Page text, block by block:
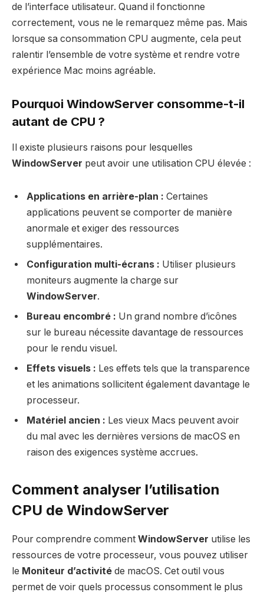
de l’interface utilisateur. Quand il fonctionne
correctement, vous ne le remarquez même pas. Mais
lorsque sa consommation CPU augmente, cela peut
ralentir l’ensemble de votre système et rendre votre
expérience Mac moins agréable.
Pourquoi WindowServer consomme-t-il
autant de CPU ?
Il existe plusieurs raisons pour lesquelles
WindowServer peut avoir une utilisation CPU élevée :
Applications en arrière-plan : Certaines
applications peuvent se comporter de manière
anormale et exiger des ressources
supplémentaires.
Configuration multi-écrans : Utiliser plusieurs
moniteurs augmente la charge sur
WindowServer.
Bureau encombré : Un grand nombre d’icônes
sur le bureau nécessite davantage de ressources
pour le rendu visuel.
Effets visuels : Les effets tels que la transparence
et les animations sollicitent également davantage le
processeur.
Matériel ancien : Les vieux Macs peuvent avoir
du mal avec les dernières versions de macOS en
raison des exigences système accrues.
Comment analyser l’utilisation
CPU de WindowServer
Pour comprendre comment WindowServer utilise les
ressources de votre processeur, vous pouvez utiliser
le Moniteur d’activité de macOS. Cet outil vous
permet de voir quels processus consomment le plus